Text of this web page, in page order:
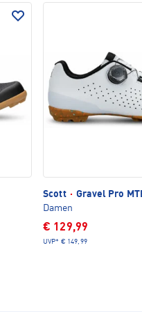
Scott · Gravel Pro
Damen
€ 129,99
UVP* € 149,99